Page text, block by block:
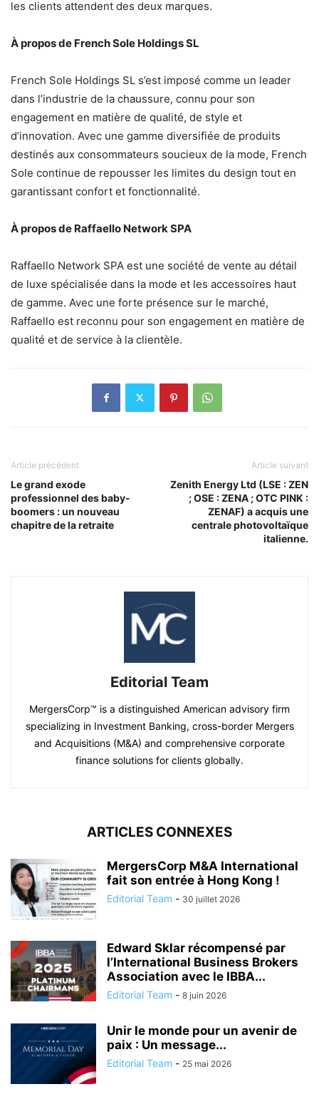
les clients attendent des deux marques.
À propos de French Sole Holdings SL
French Sole Holdings SL s’est imposé comme un leader
dans l’industrie de la chaussure, connu pour son
engagement en matière de qualité, de style et
d’innovation. Avec une gamme diversifiée de produits
destinés aux consommateurs soucieux de la mode, French
Sole continue de repousser les limites du design tout en
garantissant confort et fonctionnalité.
À propos de Raffaello Network SPA
Raffaello Network SPA est une société de vente au détail
de luxe spécialisée dans la mode et les accessoires haut
de gamme. Avec une forte présence sur le marché,
Raffaello est reconnu pour son engagement en matière de
qualité et de service à la clientèle.
Article précédent
Le grand exode
professionnel des baby-
boomers : un nouveau
chapitre de la retraite
Article suivant
Zenith Energy Ltd (LSE : ZEN
; OSE : ZENA ; OTC PINK :
ZENAF) a acquis une
centrale photovoltaïque
italienne.
Editorial Team
MergersCorp™ is a distinguished American advisory firm
specializing in Investment Banking, cross-border Mergers
and Acquisitions (M&A) and comprehensive corporate
finance solutions for clients globally.
ARTICLES CONNEXES
MergersCorp M&A International
fait son entrée à Hong Kong !
Editorial Team - 30 juillet 2026
Edward Sklar récompensé par
l’International Business Brokers
Association avec le IBBA...
Editorial Team - 8 juin 2026
Unir le monde pour un avenir de
paix : Un message...
Editorial Team - 25 mai 2026